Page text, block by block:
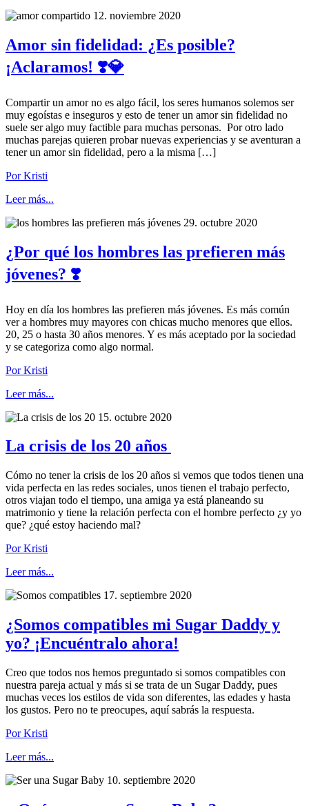
12. noviembre 2020
Amor sin fidelidad: ¿Es posible?
¡Aclaramos! ❣️💎
Compartir un amor no es algo fácil, los seres humanos solemos ser
muy egoístas e inseguros y esto de tener un amor sin fidelidad no
suele ser algo muy factible para muchas personas. Por otro lado
muchas parejas quieren probar nuevas experiencias y se aventuran a
tener un amor sin fidelidad, pero a la misma […]
Por Kristi
Leer más...
29. octubre 2020
¿Por qué los hombres las prefieren más
jóvenes? ❣️
Hoy en día los hombres las prefieren más jóvenes. Es más común
ver a hombres muy mayores con chicas mucho menores que ellos.
20, 25 o hasta 30 años menores. Y es más aceptado por la sociedad
y se categoriza como algo normal.
Por Kristi
Leer más...
15. octubre 2020
La crisis de los 20 años
Cómo no tener la crisis de los 20 años si vemos que todos tienen una
vida perfecta en las redes sociales, unos tienen el trabajo perfecto,
otros viajan todo el tiempo, una amiga ya está planeando su
matrimonio y tiene la relación perfecta con el hombre perfecto ¿y yo
que? ¿qué estoy haciendo mal?
Por Kristi
Leer más...
17. septiembre 2020
¿Somos compatibles mi Sugar Daddy y
yo? ¡Encuéntralo ahora!
Creo que todos nos hemos preguntado si somos compatibles con
nuestra pareja actual y más si se trata de un Sugar Daddy, pues
muchas veces los estilos de vida son diferentes, las edades y hasta
los gustos. Pero no te preocupes, aquí sabrás la respuesta.
Por Kristi
Leer más...
10. septiembre 2020